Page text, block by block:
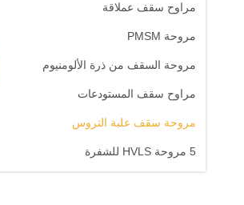
مراوح سقف عملاقة
مروحة PMSM
مروحة السقف من ذرة الألومنيوم
مراوح سقف المستودعات
مروحة سقف علبة التروس
5 مروحة HVLS للشفرة